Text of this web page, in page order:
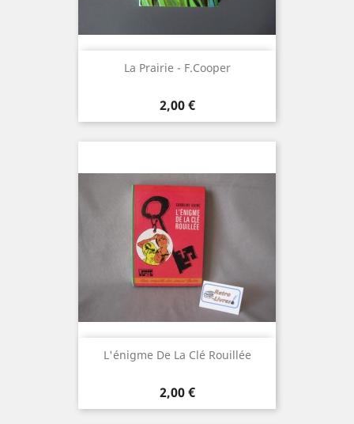
La Prairie - F.Cooper
Prix
2,00 €
L'énigme De La Clé Rouillée
Prix
2,00 €